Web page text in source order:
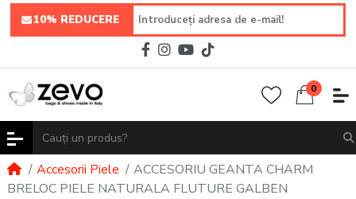
10% REDUCERE
0
Accesorii Piele
ACCESORIU GEANTA CHARM
BRELOC PIELE NATURALA FLUTURE GALBEN